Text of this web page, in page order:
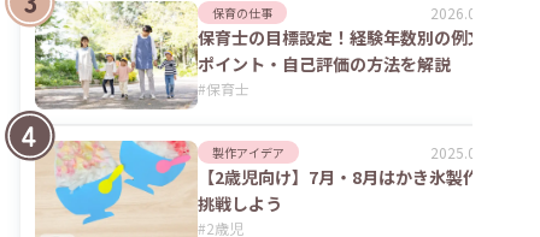
保育の仕事 2026.02.09
保育士の目標設定！経験年数別の例文や
ポイント・自己評価の方法を解説
#保育士
製作アイデア 2025.09.04
【2歳児向け】7月・8月はかき氷製作に
挑戦しよう
#2歳児